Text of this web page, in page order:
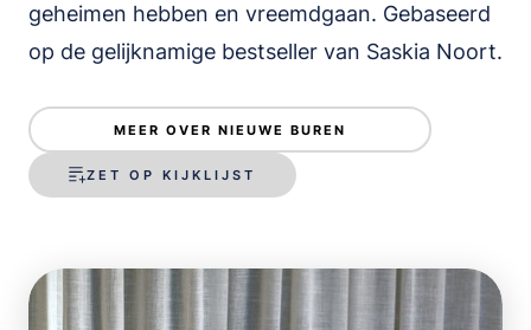
geheimen hebben en vreemdgaan. Gebaseerd
op de gelijknamige bestseller van Saskia Noort.
MEER OVER NIEUWE BUREN
ZET OP KIJKLIJST